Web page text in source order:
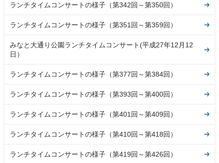
ランチタイムコンサートの様子（第342回～第350回）
ランチタイムコンサートの様子（第351回～第359回）
みなと大通り公園ランチタイムコンサート(平成27年12月12
日）
ランチタイムコンサートの様子（第377回～第384回）
ランチタイムコンサートの様子（第393回～第400回）
ランチタイムコンサートの様子（第401回～第409回）
ランチタイムコンサートの様子（第410回～第418回）
ランチタイムコンサートの様子（第419回～第426回）